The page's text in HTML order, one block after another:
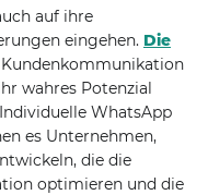
auf ihre
eingehen. Die
wahres Potenzial
WhatsApp
es Unternehmen,
die die
optimieren und die